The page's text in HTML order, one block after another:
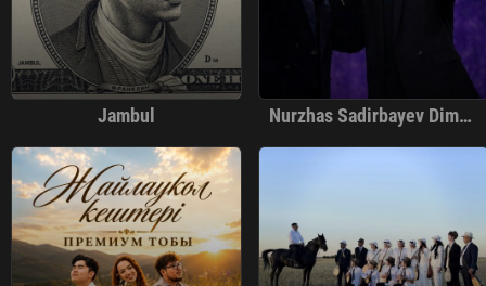
Jambul Nurzhas Sadirbayev Dimash Qudaibergen